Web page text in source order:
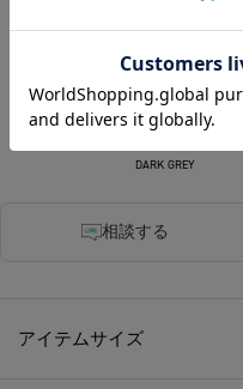
DARK GREY
相談する
アイテムサイズ